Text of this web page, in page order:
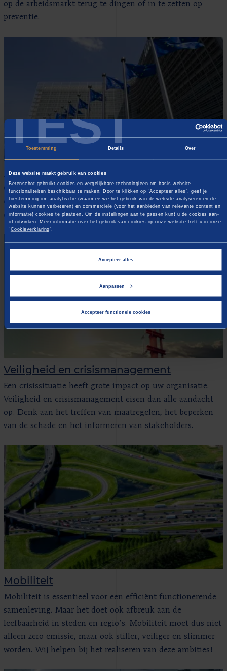
TEST
Toestemming Details Over
Deze website maakt gebruik van cookies
Berenschot gebruikt cookies en vergelijkbare technologieën om basis website
functionaliteiten beschikbaar te maken. Door te klikken op “Accepteer alles”, geef je
toestemming om analytische (waarmee we het gebruik van de website analyseren en de
website kunnen verbeteren) en commerciële (voor het aanbieden van relevante content en
informatie) cookies te plaatsen. Om de instellingen aan te passen kunt u de cookies aan-
of uitvinken. Meer informatie over het gebruik van cookies op onze website treft u in onze
“Cookieverklaring”.
Accepteer alles
Aanpassen
Accepteer functionele cookies
op de arbeidsmarkt terug te dingen of in te zetten op
preventie.
Europese Unie
Om de meerwaarde van de EU en de kansen die zij biedt
optimaal te kunnen benutten, is het van belang dat uw
organisatie hier proactief op inspeelt.
Veiligheid en crisismanagement
Een crisissituatie heeft grote impact op uw organisatie.
Veiligheid en crisismanagement eisen dan alle aandacht
op. Denk aan het treffen van maatregelen, het beperken
van de schade en het informeren van stakeholders.
Mobiliteit
Mobiliteit is essentieel voor een efficiënt functionerende
samenleving. Maar het doet ook afbreuk aan de
leefbaarheid in steden en regio’s. Mobiliteit moet dus niet
alleen zero emissie, maar ook stiller, veiliger en slimmer
worden. Wij helpen bij het realiseren van deze ambities!